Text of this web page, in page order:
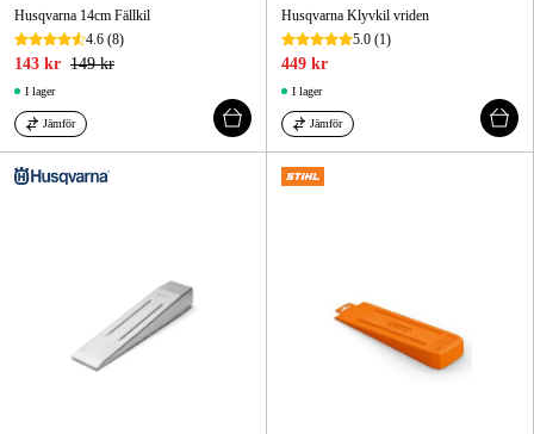
Husqvarna 14cm Fällkil
4.6 (8)
143 kr 149 kr
I lager
Jämför
Husqvarna Klyvkil vriden
5.0 (1)
449 kr
I lager
Jämför